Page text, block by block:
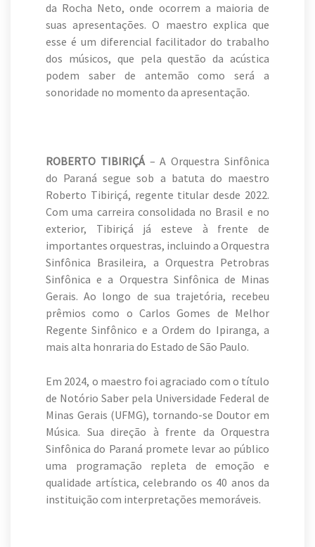
da Rocha Neto, onde ocorrem a maioria de
suas apresentações. O maestro explica que
esse é um diferencial facilitador do trabalho
dos músicos, que pela questão da acústica
podem saber de antemão como será a
sonoridade no momento da apresentação.
ROBERTO TIBIRIÇÁ– A Orquestra Sinfônica
do Paraná segue sob a batuta do maestro
Roberto Tibiriçá, regente titular desde 2022.
Com uma carreira consolidada no Brasil e no
exterior, Tibiriçá já esteve à frente de
importantes orquestras, incluindo a Orquestra
Sinfônica Brasileira, a Orquestra Petrobras
Sinfônica e a Orquestra Sinfônica de Minas
Gerais. Ao longo de sua trajetória, recebeu
prêmios como o Carlos Gomes de Melhor
Regente Sinfônico e a Ordem do Ipiranga, a
mais alta honraria do Estado de São Paulo.
Em 2024, o maestro foi agraciado com o título
de Notório Saber pela Universidade Federal de
Minas Gerais (UFMG), tornando-se Doutor em
Música. Sua direção à frente da Orquestra
Sinfônica do Paraná promete levar ao público
uma programação repleta de emoção e
qualidade artística, celebrando os 40 anos da
instituição com interpretações memoráveis.